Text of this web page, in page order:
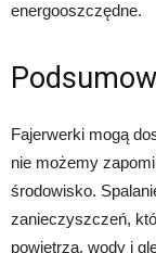
energooszczędne.
Fajerwerki mogą
nie możemy
środowisko.
zanieczyszczeń,
powietrza, wody i